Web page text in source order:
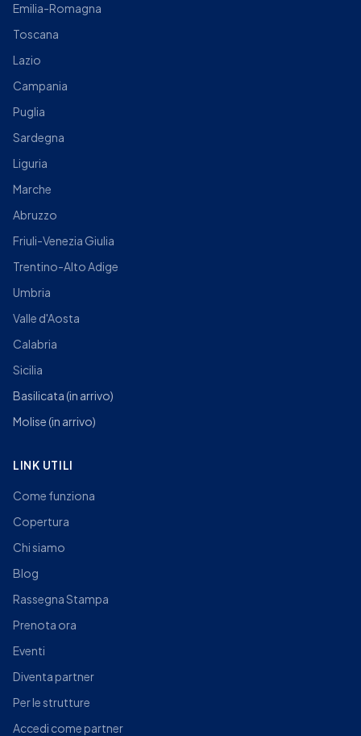
Emilia-Romagna
Toscana
Lazio
Campania
Puglia
Sardegna
Liguria
Marche
Abruzzo
Friuli-Venezia Giulia
Trentino-Alto Adige
Umbria
Valle d'Aosta
Calabria
Sicilia
Basilicata(in arrivo)
Molise(in arrivo)
LINK UTILI
Come funziona
Copertura
Chi siamo
Blog
Rassegna Stampa
Prenota ora
Eventi
Diventa partner
Per le strutture
Accedi come partner